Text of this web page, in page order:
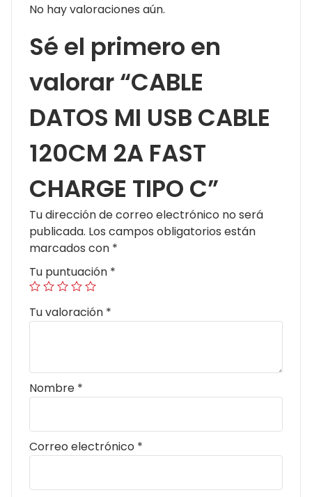
No hay valoraciones aún.
Sé el primero en
valorar “CABLE
DATOS MI USB CABLE
120CM 2A FAST
CHARGE TIPO C”
Tu dirección de correo electrónico no será
publicada. Los campos obligatorios están
marcados con *
Tu puntuación *
Tu valoración *
Nombre *
Correo electrónico *